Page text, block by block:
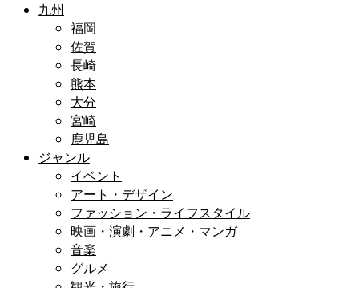
九州
福岡
佐賀
長崎
熊本
大分
宮崎
鹿児島
ジャンル
イベント
アート・デザイン
ファッション・ライフスタイル
映画・演劇・アニメ・マンガ
音楽
グルメ